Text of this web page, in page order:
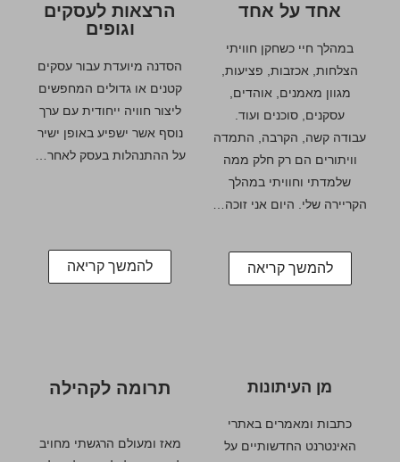
אחד על אחד
במהלך חיי כשחקן חוויתי
הצלחות, אכזבות, פציעות,
מגוון מאמנים, אוהדים,
עסקנים, סוכנים ועוד.
עבודה קשה, הקרבה, התמדה
וויתורים הם רק חלק ממה
שלמדתי וחוויתי במהלך
הקריירה שלי. היום אני זוכה…
להמשך קריאה
הרצאות לעסקים
וגופים
הסדנה מיועדת עבור עסקים
קטנים או גדולים המחפשים
ליצור חוויה ייחודית עם ערך
נוסף אשר ישפיע באופן ישיר
על ההתנהלות בעסק לאחר…
להמשך קריאה
מן העיתונות
כתבות ומאמרים באתרי
האינטרנט החדשותיים על
תרומה לקהילה
מאז ומעולם הרגשתי מחויב